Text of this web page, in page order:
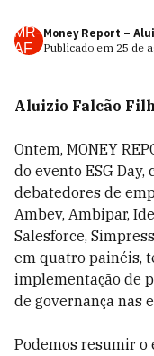
MR–
AF
Money Report –
Publicado em 25 de
Aluizio Falcão
Ontem, MONEY
do evento ESG
debatedores de
Ambev, Ambipar,
Salesforce,
em quatro painéis,
implementação de
de governança nas
Podemos resumir